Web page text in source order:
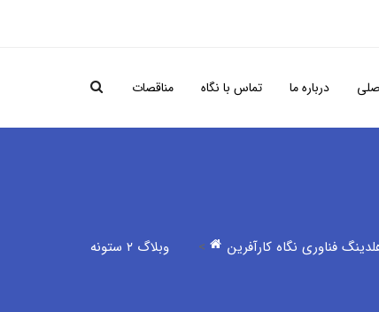
درباره ما تماس با نگاه مناقصات
فناوری نگاه کارآفرین > وبلاگ ۲ ستونه